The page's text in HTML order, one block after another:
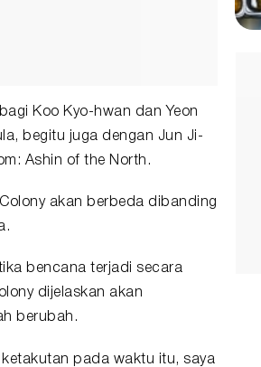
Koo Kyo-hwan dan Yeon
begitu juga dengan Jun Ji-
Ashin of the North.
akan berbeda dibanding
bencana terjadi secara
dijelaskan akan
berubah.
pada waktu itu, saya